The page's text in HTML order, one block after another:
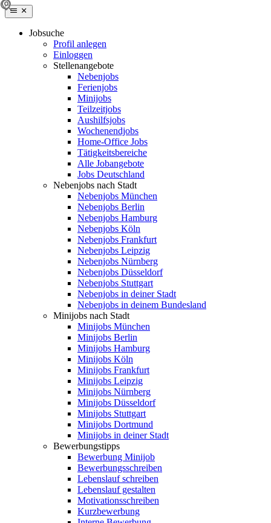
Jobsuche
Profil anlegen
Einloggen
Stellenangebote
Nebenjobs
Ferienjobs
Minijobs
Teilzeitjobs
Aushilfsjobs
Wochenendjobs
Home-Office Jobs
Tätigkeitsbereiche
Alle Jobangebote
Jobs Deutschland
Nebenjobs nach Stadt
Nebenjobs München
Nebenjobs Berlin
Nebenjobs Hamburg
Nebenjobs Köln
Nebenjobs Frankfurt
Nebenjobs Leipzig
Nebenjobs Nürnberg
Nebenjobs Düsseldorf
Nebenjobs Stuttgart
Nebenjobs in deiner Stadt
Nebenjobs in deinem Bundesland
Minijobs nach Stadt
Minijobs München
Minijobs Berlin
Minijobs Hamburg
Minijobs Köln
Minijobs Frankfurt
Minijobs Leipzig
Minijobs Nürnberg
Minijobs Düsseldorf
Minijobs Stuttgart
Minijobs Dortmund
Minijobs in deiner Stadt
Bewerbungstipps
Bewerbung Minijob
Bewerbungsschreiben
Lebenslauf schreiben
Lebenslauf gestalten
Motivationsschreiben
Kurzbewerbung